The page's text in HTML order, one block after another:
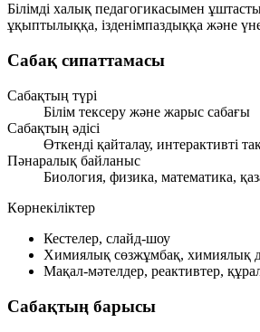
Білімді халық педагогикасымен
ұқыптылыққа, ізденімпаздыққа және
Сабақ сипаттамасы
Сабақтың түрі
Білім тексеру және жарыс сабағы
Сабақтың әдісі
Өткенді қайталау, интерактивті
Пәнаралық байланыс
Биология, физика, математика,
Көрнекіліктер
Кестелер, слайд-шоу
Химиялық сөзжұмбақ, химиялық
Мақал-мәтелдер, реактивтер,
Сабақтың барысы